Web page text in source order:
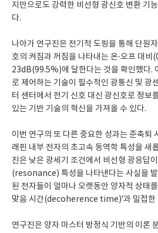
지만으로도 강력한 비선형 광신호 변환 기
다.
나아가 연구진은 전기적 도핑을 통해 단원
호의 켜짐과 꺼짐을 나타내는 온·오프 대
23dB(99.5%)에 달한다는 것을 확인했다.
로 제어하는 기술이 필수적인 광통신 및 광
터 센터에서 전기 신호 대신 광신호로 정보
있는 기반 기술의 혁신을 가져올 수 있다.
이번 연구의 또 다른 중요한 성과는 준축퇴
래핀 내부 전자의 초고속 동역학 특성을 새
진은 낮은 광세기 조건에서 비선형 광응답
(resonance) 특성을 나타낸다는 사실을 발
된 전자들이 얼마나 오랫동안 양자적 상태
맞음 시간(decoherence time)’과 밀접한
연구진은 양자 마스터 방정식 기반의 이론